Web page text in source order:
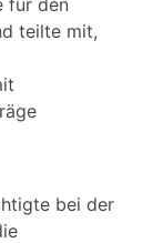
für den
teilte mit,
bei der